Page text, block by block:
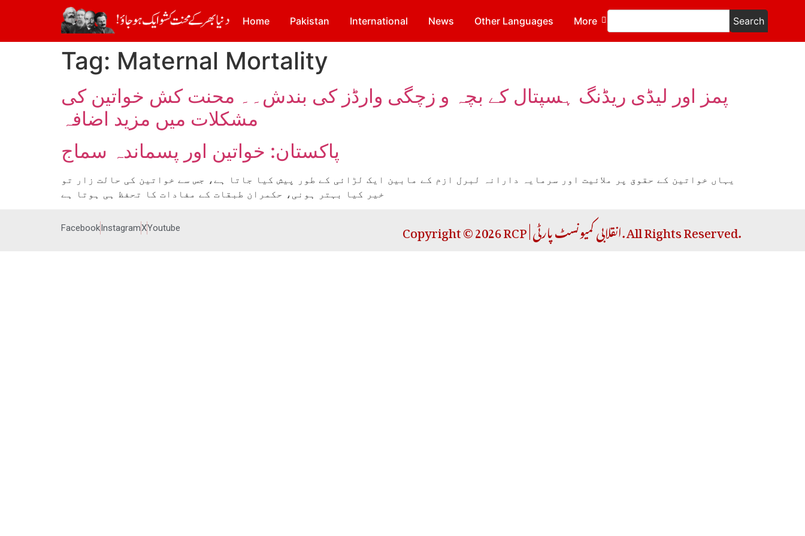
Home Pakistan International News Other Languages More Search
Tag: Maternal Mortality
پمز اور لیڈی ریڈنگ ہسپتال کے بچہ و زچگی وارڈز کی بندش۔۔ محنت کش خواتین کی
مشکلات میں مزید اضافہ
پاکستان: خواتین اور پسماندہ سماج
یہاں خواتین کے حقوق پر ملائیت اور سرمایہ دارانہ لبرل ازم کے مابین ایک لڑائی کے طور پیش کیا جاتا ہے، جس سے خواتین کی حالت زار تو
خیر کیا بہتر ہونی، حکمران طبقات کے مفادات کا تحفظ ہی ہوتا ہے
FacebookInstagramXYoutube Copyright © 2026 RCP | انقلابی کمیونسٹ پارٹی. All Rights Reserved.